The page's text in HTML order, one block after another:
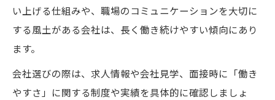
い上げる仕組みや、職場のコミュニケーションを大切に
する風土がある会社は、長く働き続けやすい傾向にあり
ます。
会社選びの際は、求人情報や会社見学、面接時に「働き
やすさ」に関する制度や実績を具体的に確認しましょ